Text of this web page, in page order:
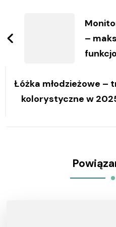
–
Łóżka młodzieżowe –
kolorystyczne w